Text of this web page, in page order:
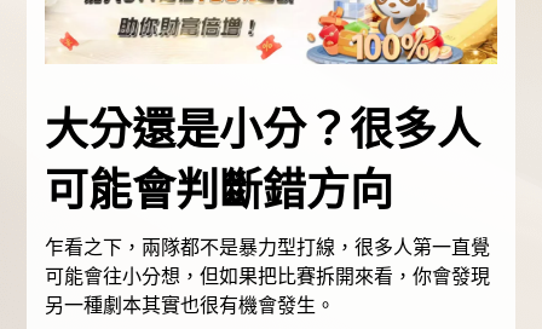
大分還是小分？很多人
可能會判斷錯方向
乍看之下，兩隊都不是暴力型打線，很多人第一直覺
可能會往小分想，但如果把比賽拆開來看，你會發現
另一種劇本其實也很有機會發生。